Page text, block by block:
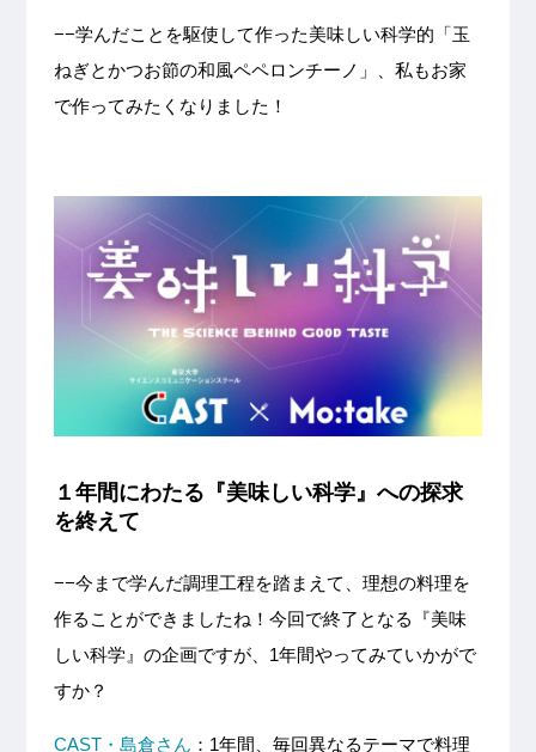
−−学んだことを駆使して作った美味しい科学的「玉
ねぎとかつお節の和風ペペロンチーノ」、私もお家
で作ってみたくなりました！
１年間にわたる『美味しい科学』への探求
を終えて
−−今まで学んだ調理工程を踏まえて、理想の料理を
作ることができましたね！今回で終了となる『美味
しい科学』の企画ですが、1年間やってみていかがで
すか？
CAST・島倉さん ：1年間、毎回異なるテーマで料理